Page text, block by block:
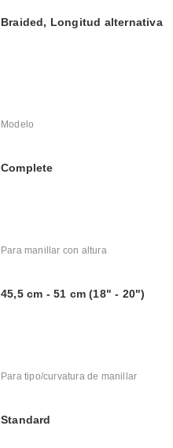
Braided, Longitud alternativa
Modelo
Complete
Para manillar con altura
45,5 cm - 51 cm (18" - 20")
Para tipo/curvatura de manillar
Standard